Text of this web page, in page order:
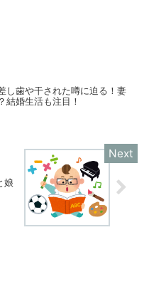
し歯や干された噂に迫る！妻
結婚生活も注目！
娘